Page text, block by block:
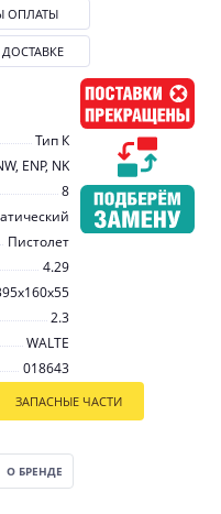
Тип К
ENP, NK
8
Пистолет
4.29
2.3
WALTE
018643
ЗАПАСНЫЕ ЧАСТИ
ОПЛАТЫ
О БРЕНДЕ